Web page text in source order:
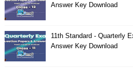
Answer Key Download
11th Standard - Quarterly
Answer Key Download